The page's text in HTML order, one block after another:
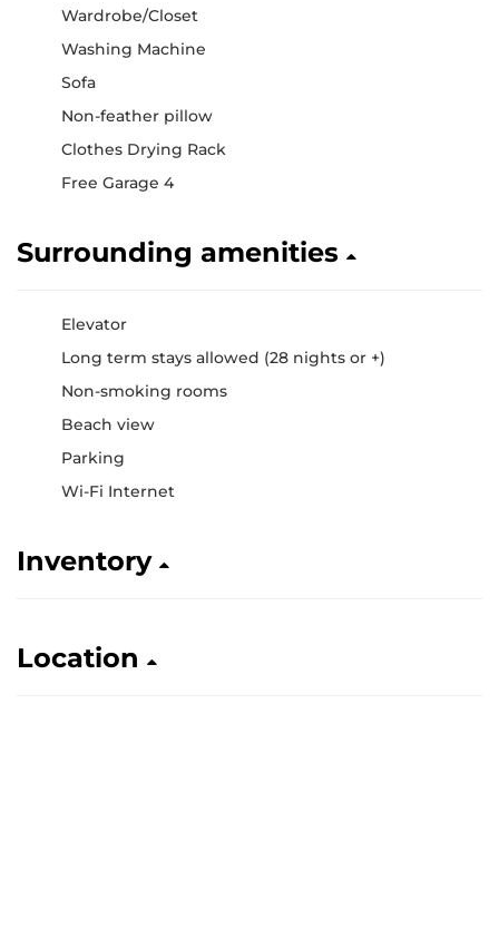
Wardrobe/Closet
Washing Machine
Sofa
Non-feather pillow
Clothes Drying Rack
Free Garage 4
Surrounding amenities
Elevator
Long term stays allowed (28 nights or +)
Non-smoking rooms
Beach view
Parking
Wi-Fi Internet
Inventory
Location